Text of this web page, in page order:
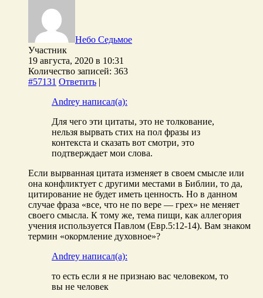
Небо Седьмое
Участник
19 августа, 2020 в 10:31
Количество записей: 363
#57131 Ответить |
Andrey написал(а):
Для чего эти цитаты, это не толкование,
нельзя вырвать стих на пол фразы из
контекста и сказать вот смотри, это
подтверждает мои слова.
Если вырванная цитата изменяет в своем смысле или
она конфликтует с другими местами в Библии, то да,
цитирование не будет иметь ценность. Но в данном
случае фраза «все, что не по вере — грех» не меняет
своего смысла. К тому же, тема пищи, как аллегория
учения используется Павлом (Евр.5:12-14). Вам знаком
термин «окормление духовное»?
Andrey написал(а):
то есть если я не признаю вас человеком, то
вы не человек